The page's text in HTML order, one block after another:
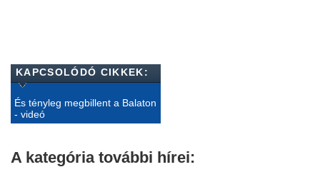
KAPCSOLÓDÓ CIKKEK:
És tényleg megbillent a Balaton
- videó
A kategória további hírei: